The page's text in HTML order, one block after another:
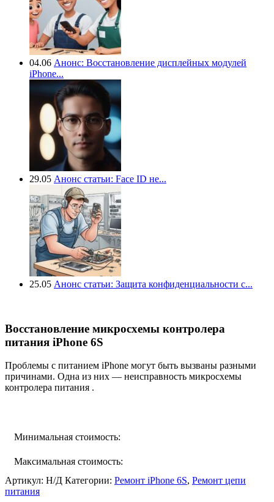
04.06 Анонс: Восстановление дисплейных модулей
iPhone...
29.05 Анонс статьи: Face ID не...
25.05 Анонс статьи: Защита конфиденциальности с...
Восстановление микросхемы контролера
питания iPhone 6S
Проблемы с питанием iPhone могут быть вызваны разными
причинами. Одна из них — неисправность микросхемы
контролера питания .
Минимальная стоимость:
Максимальная стоимость:
Артикул: Н/Д Категории: Ремонт iPhone 6S, Ремонт цепи
питания